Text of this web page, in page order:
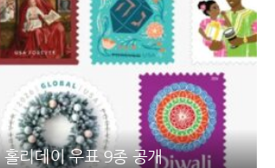
리데이 우표 9종 공개